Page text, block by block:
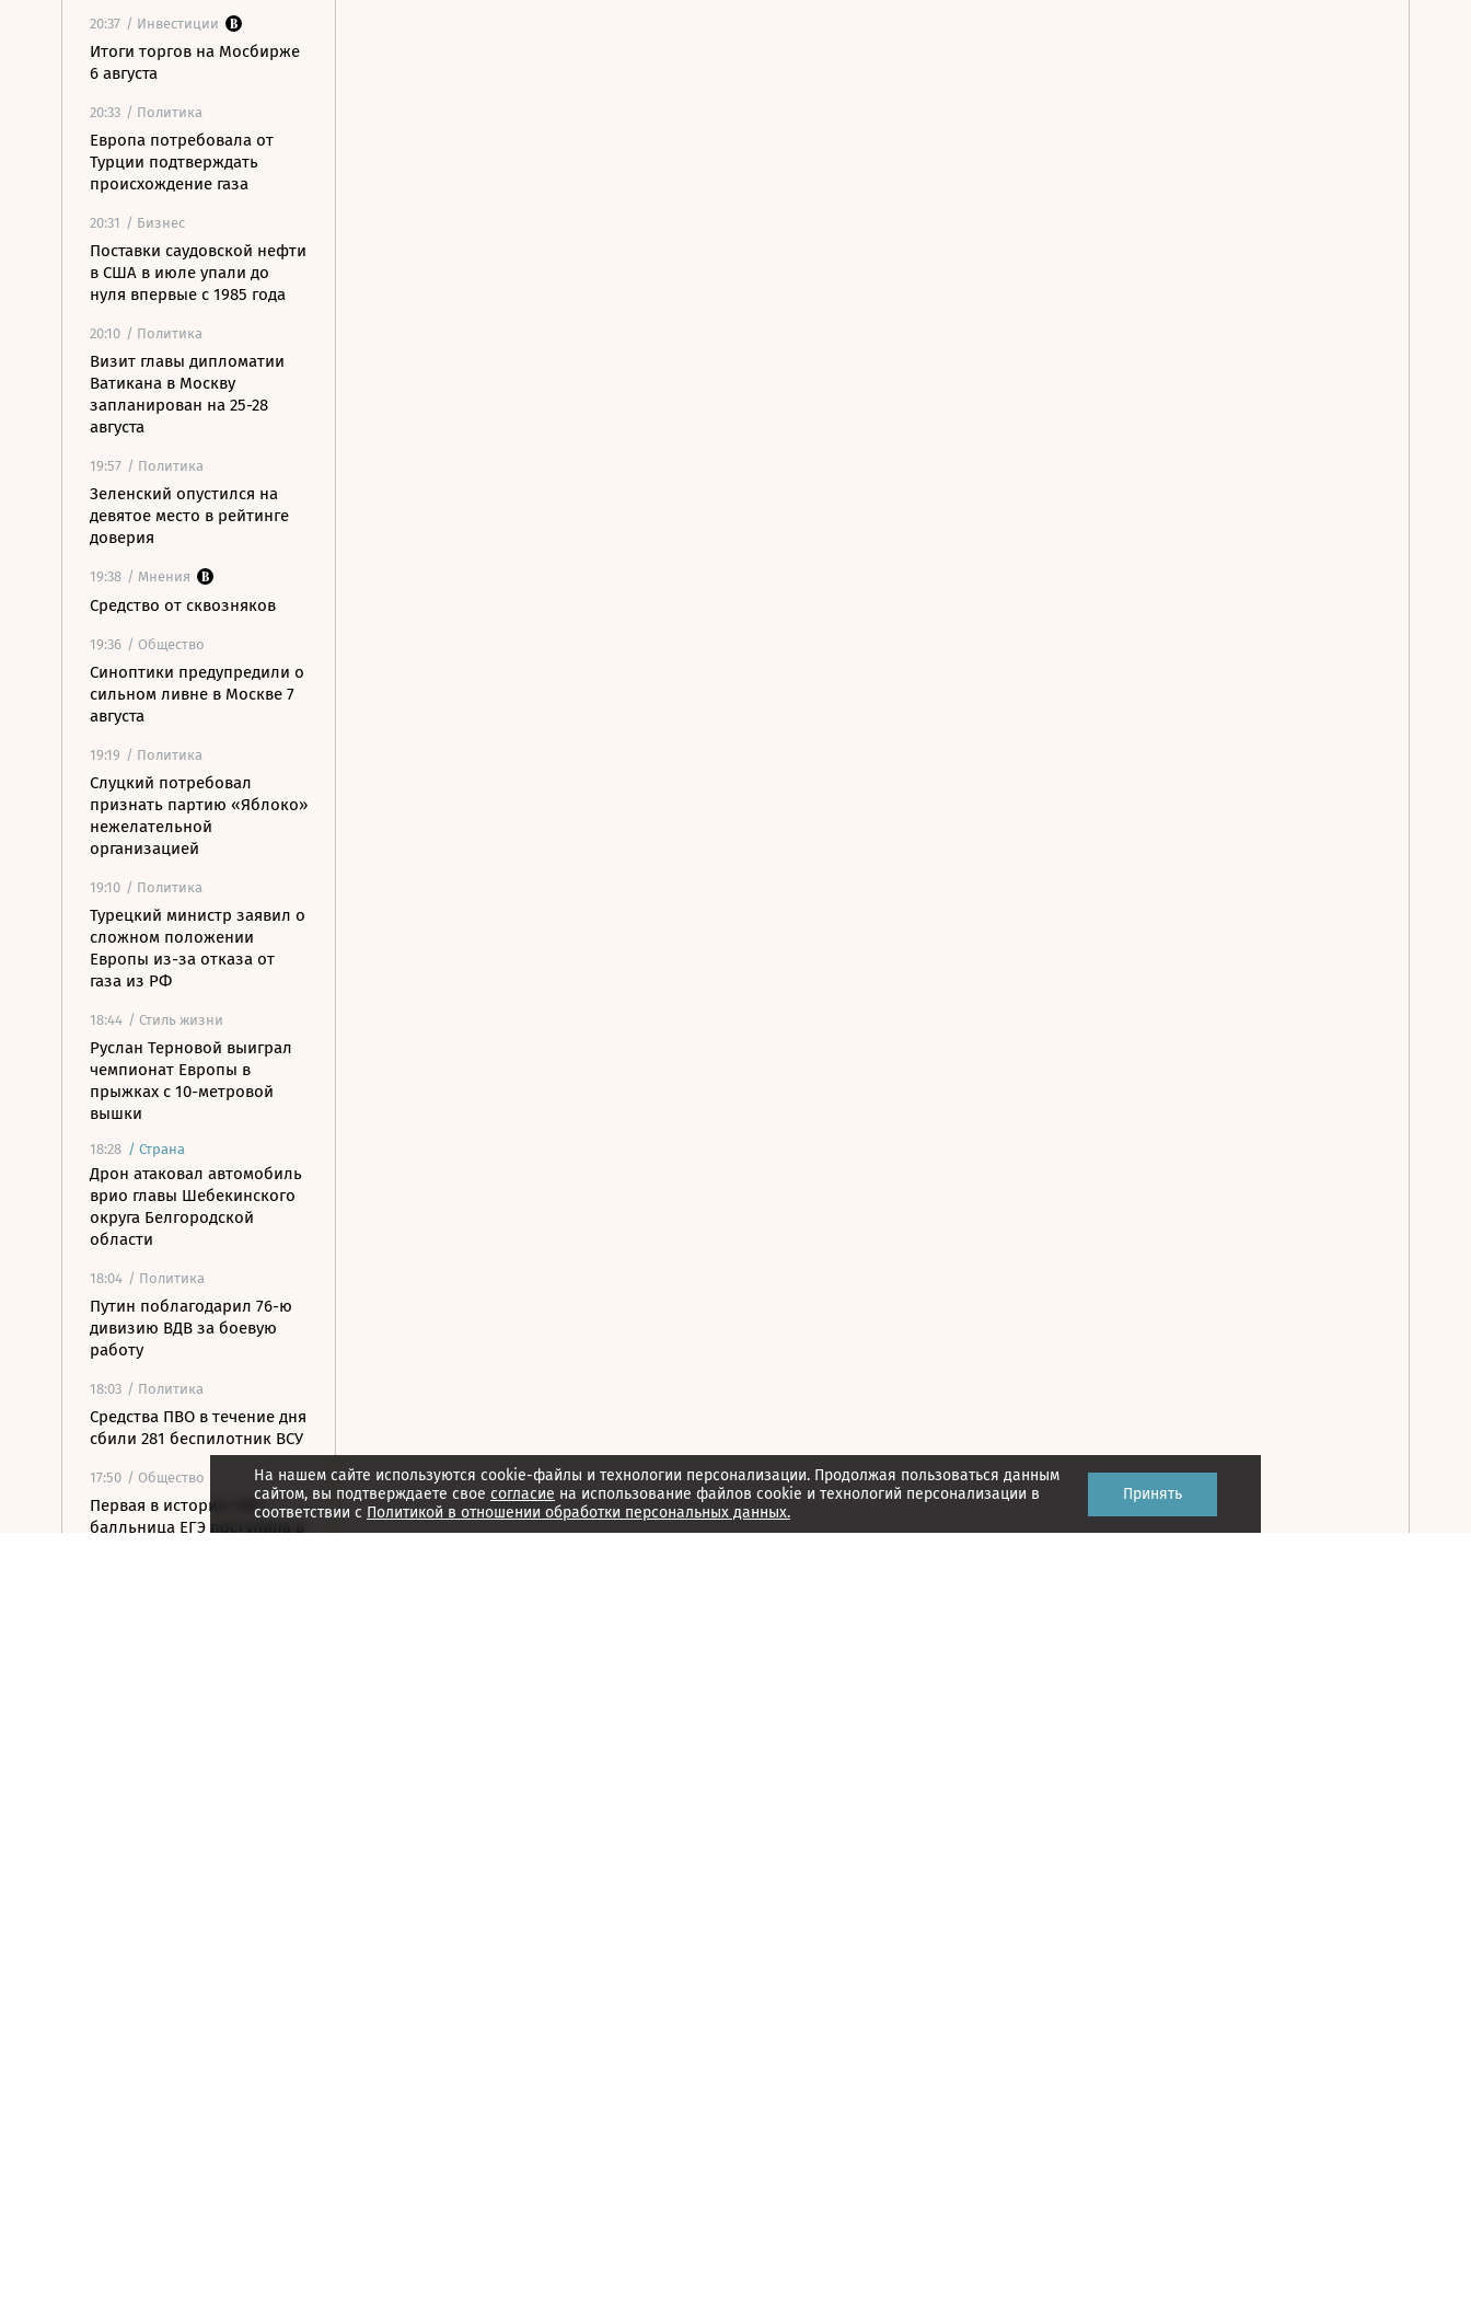
20:37 / Инвестиции
Итоги торгов на Мосбирже
6 августа
20:33 / Политика
Европа потребовала от
Турции подтверждать
происхождение газа
20:31 / Бизнес
Поставки саудовской нефти
в США в июле упали до
нуля впервые с 1985 года
20:10 / Политика
Визит главы дипломатии
Ватикана в Москву
запланирован на 25-28
августа
19:57 / Политика
Зеленский опустился на
девятое место в рейтинге
доверия
19:38 / Мнения
Средство от сквозняков
19:36 / Общество
Синоптики предупредили о
сильном ливне в Москве 7
августа
19:19 / Политика
Слуцкий потребовал
признать партию «Яблоко»
нежелательной
организацией
19:10 / Политика
Турецкий министр заявил о
сложном положении
Европы из-за отказа от
газа из РФ
18:44 / Стиль жизни
Руслан Терновой выиграл
чемпионат Европы в
прыжках с 10-метровой
вышки
18:28 / Страна
Дрон атаковал автомобиль
врио главы Шебекинского
округа Белгородской
области
18:04 / Политика
Путин поблагодарил 76-ю
дивизию ВДВ за боевую
работу
18:03 / Политика
Средства ПВО в течение дня
сбили 281 беспилотник ВСУ
17:50 / Общество
Первая в истории 500-
балльница ЕГЭ поступила в
На нашем сайте используются cookie-файлы и технологии персонализации. Продолжая пользоваться данным
сайтом, вы подтверждаете свое согласие на использование файлов cookie и технологий персонализации в
соответствии с Политикой в отношении обработки персональных данных.
Принять